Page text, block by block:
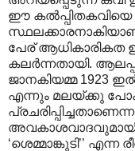
ഈ കൽ‌പ്പിതകവിയെ
പേര് ആധികാരികത
കലർന്നതായി.
ജാനകിയമ്മ 1923
എന്നും മലയ്ക്കു
അവകാശവാദവുമായി
‘ശെമ്മാങ്കുടി’’